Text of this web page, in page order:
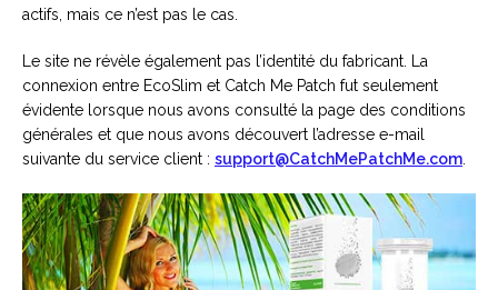
actifs, mais ce n’est pas le cas.
Le site ne révèle également pas l’identité du fabricant. La
connexion entre EcoSlim et Catch Me Patch fut seulement
évidente lorsque nous avons consulté la page des conditions
générales et que nous avons découvert l’adresse e-mail
suivante du service client : support@CatchMePatchMe.com